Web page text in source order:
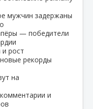
мужчин задержаны
— победители
и рост
рекорды
на
и